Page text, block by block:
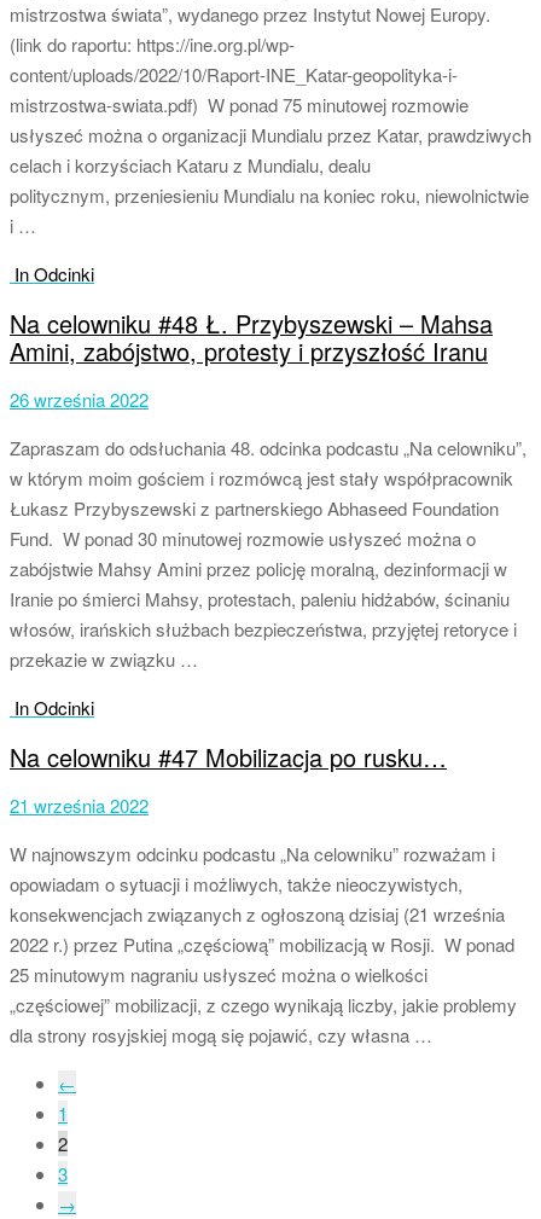
mistrzostwa świata”, wydanego przez Instytut Nowej Europy.
(link do raportu: https://ine.org.pl/wp-
content/uploads/2022/10/Raport-INE_Katar-geopolityka-i-
mistrzostwa-swiata.pdf) W ponad 75 minutowej rozmowie
usłyszeć można o organizacji Mundialu przez Katar, prawdziwych
celach i korzyściach Kataru z Mundialu, dealu
politycznym, przeniesieniu Mundialu na koniec roku, niewolnictwie
i …
In Odcinki
Na celowniku #48 Ł. Przybyszewski – Mahsa
Amini, zabójstwo, protesty i przyszłość Iranu
26 września 2022
Zapraszam do odsłuchania 48. odcinka podcastu „Na celowniku”,
w którym moim gościem i rozmówcą jest stały współpracownik
Łukasz Przybyszewski z partnerskiego Abhaseed Foundation
Fund. W ponad 30 minutowej rozmowie usłyszeć można o
zabójstwie Mahsy Amini przez policję moralną, dezinformacji w
Iranie po śmierci Mahsy, protestach, paleniu hidżabów, ścinaniu
włosów, irańskich służbach bezpieczeństwa, przyjętej retoryce i
przekazie w związku …
In Odcinki
Na celowniku #47 Mobilizacja po rusku…
21 września 2022
W najnowszym odcinku podcastu „Na celowniku” rozważam i
opowiadam o sytuacji i możliwych, także nieoczywistych,
konsekwencjach związanych z ogłoszoną dzisiaj (21 września
2022 r.) przez Putina „częściową” mobilizacją w Rosji. W ponad
25 minutowym nagraniu usłyszeć można o wielkości
„częściowej” mobilizacji, z czego wynikają liczby, jakie problemy
dla strony rosyjskiej mogą się pojawić, czy własna …
←
1
2
3
→